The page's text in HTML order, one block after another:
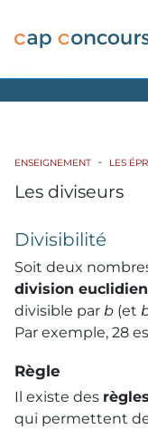
ENSEIGNEMENT LES
Les diviseurs
Divisibilité
Soit deux
division
divisible par b (et
Par exemple, 28
Règle
Il existe des règles
qui permettent